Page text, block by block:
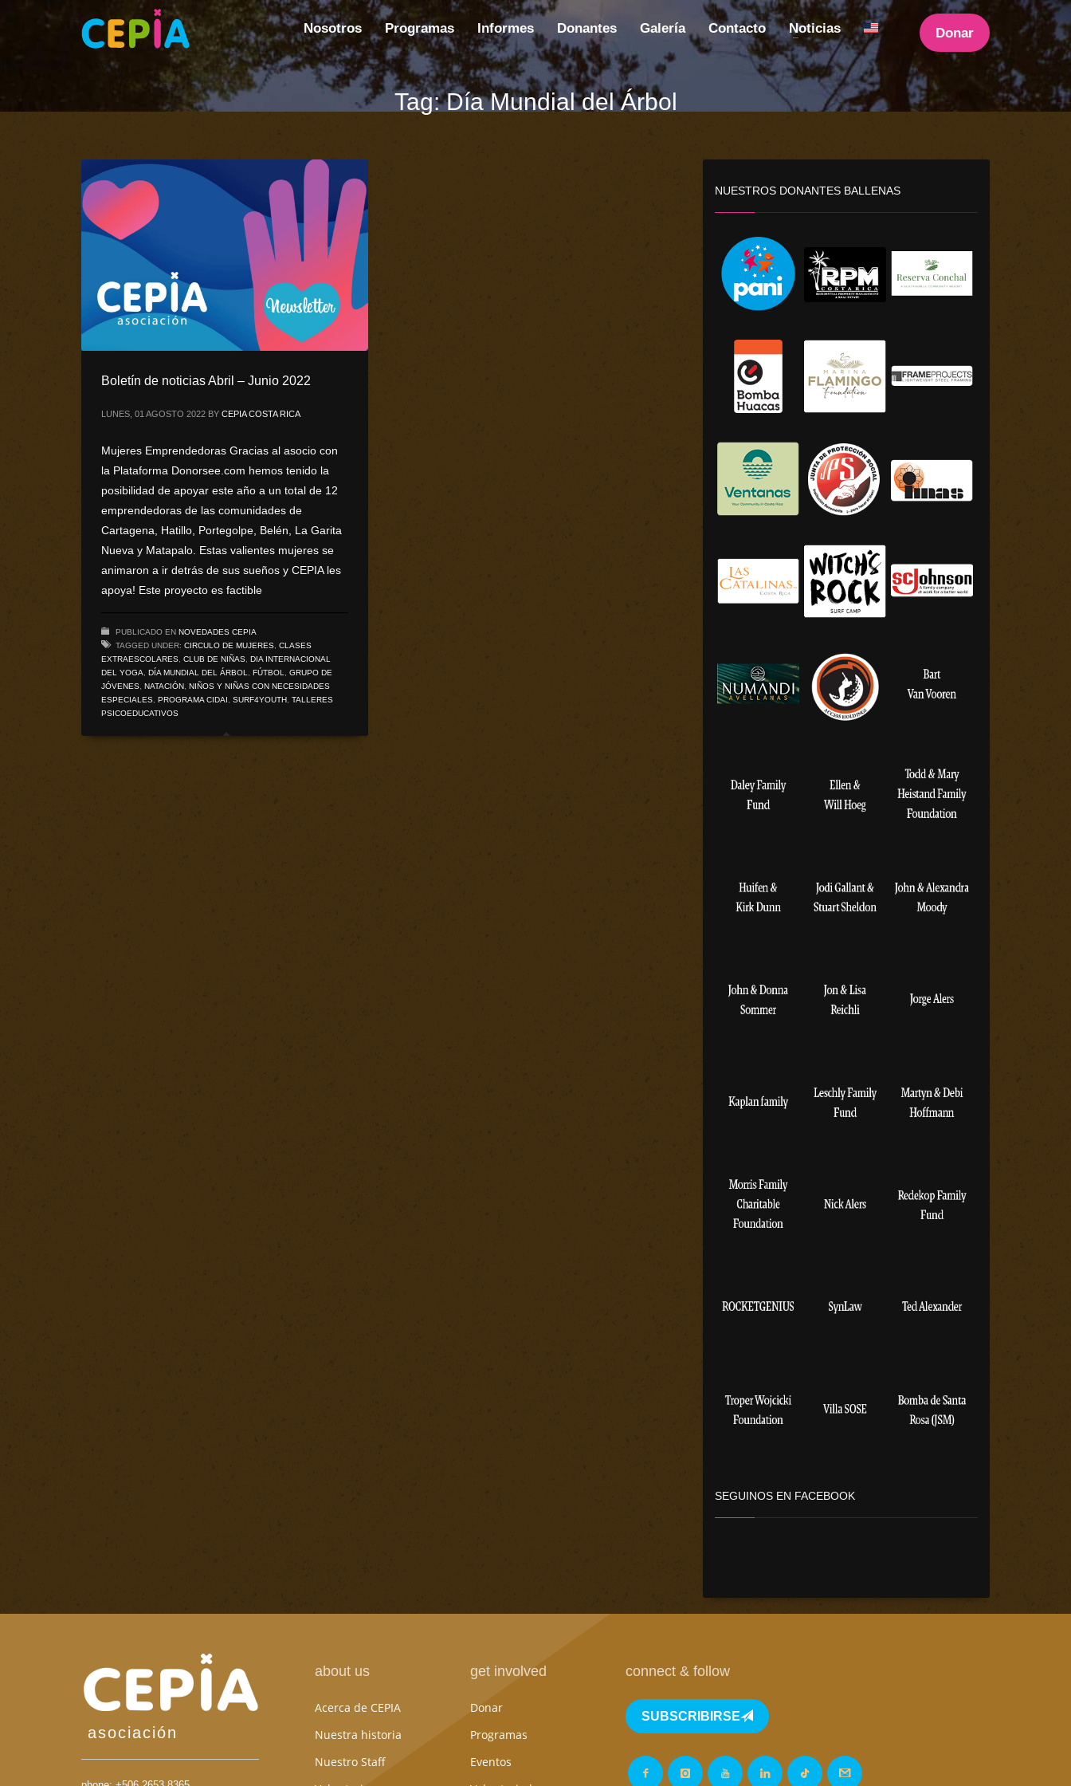
Nosotros Programas Informes Donantes Galería Contacto Noticias Donar
Tag: Día Mundial del Árbol
Boletín de noticias Abril – Junio 2022
LUNES, 01 AGOSTO 2022 BY CEPIA COSTA RICA
Mujeres Emprendedoras Gracias al asocio con
la Plataforma Donorsee.com hemos tenido la
posibilidad de apoyar este año a un total de 12
emprendedoras de las comunidades de
Cartagena, Hatillo, Portegolpe, Belén, La Garita
Nueva y Matapalo. Estas valientes mujeres se
animaron a ir detrás de sus sueños y CEPIA les
apoya! Este proyecto es factible
PUBLICADO EN NOVEDADES CEPIA
TAGGED UNDER: CIRCULO DE MUJERES CLASES
EXTRAESCOLARES CLUB DE NIÑAS DIA INTERNACIONAL
DEL YOGA
DÍA MUNDIAL DEL ÁRBOL FÚTBOL
GRUPO DE
JÓVENES NATACIÓN NIÑOS Y NIÑAS CON NECESIDADES
ESPECIALES PROGRAMA CIDAI SURF4YOUTH TALLERES
PSICOEDUCATIVOS
NUESTROS DONANTES BALLENAS
SEGUINOS EN FACEBOOK
asociación
about us
Acerca de CEPIA
Nuestra historia
Nuestro Staff
get involved
Donar
Programas
Eventos
connect & follow
SUBSCRIBIRSE